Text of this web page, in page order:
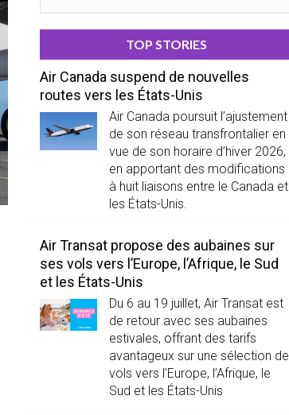
TOP STORIES
Air Canada suspend de nouvelles
routes vers les États-Unis
Air Canada poursuit l’ajustement
de son réseau transfrontalier en
vue de son horaire d’hiver 2026,
en apportant des modifications
à huit liaisons entre le Canada et
les États-Unis.
Air Transat propose des aubaines sur
ses vols vers l’Europe, l’Afrique, le Sud
et les États-Unis
Du 6 au 19 juillet, Air Transat est
de retour avec ses aubaines
estivales, offrant des tarifs
avantageux sur une sélection de
vols vers l’Europe, l’Afrique, le
Sud et les États-Unis